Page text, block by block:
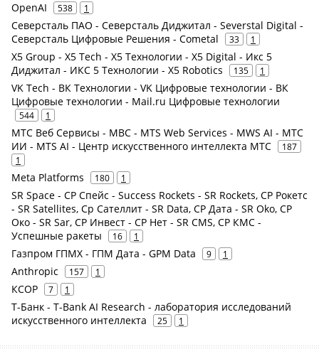
OpenAI 538 1
Северсталь ПАО - Северсталь Диджитал - Severstal Digital -
Северсталь Цифровые Решения - Cometal
33 1
X5 Group - X5 Tech - X5 Технологии - X5 Digital - Икс 5
Диджитал - ИКС 5 Технологии - X5 Robotics
135 1
VK Tech - ВК Технологии - VK Цифровые технологии - ВК
Цифровые технологии - Mail.ru Цифровые технологии
544 1
МТС Веб Сервисы - МВС - MTS Web Services - MWS AI - МТС
ИИ - MTS AI - Центр искусственного интеллекта МТС
187
1
Meta Platforms 180 1
SR Space - СР Спейс - Success Rockets - SR Rockets, СР Рокетс
- SR Satellites, Ср Сателлит - SR Data, СР Дата - SR Oko, СР
Око - SR Sar, СР Инвест - СР Нет - SR CMS, СР КМС -
Успешные ракеты
16 1
Газпром ГПМХ - ГПМ Дата - GPM Data 9 1
Anthropic 157 1
КСОР 7 1
Т-Банк - T-Bank AI Research - лаборатория исследований
искусственного интеллекта
25 1